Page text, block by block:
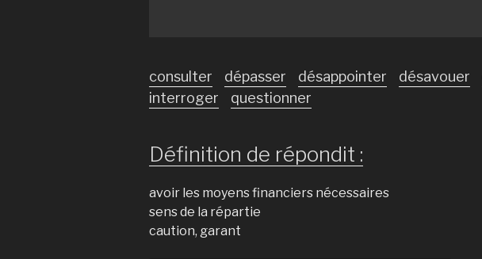
consulter dépasser désappointer désavouer
interroger
questionner
Définition de répondit :
avoir les moyens financiers nécessaires
sens de la répartie
caution, garant